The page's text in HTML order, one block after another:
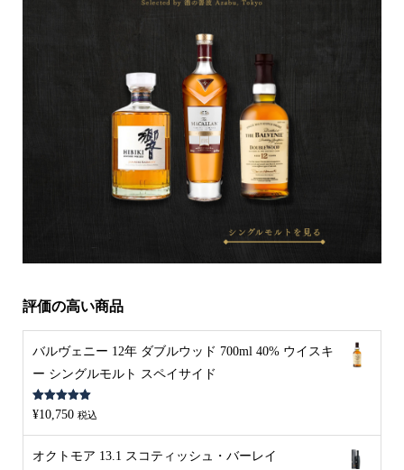
評価の高い商品
バルヴェニー 12年 ダブルウッド 700ml 40% ウイスキ
ー シングルモルト スペイサイド
5段階中5.00
の評価
¥10,750 税込
オクトモア 13.1 スコティッシュ・バーレイ